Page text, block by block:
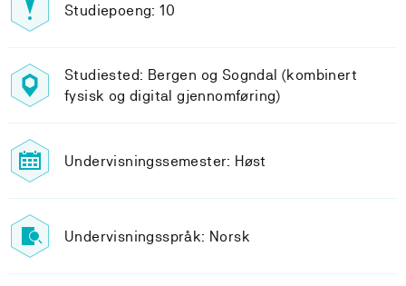
Studiepoeng: 10
Studiested: Bergen og Sogndal (kombinert
fysisk og digital gjennomføring)
Undervisningssemester: Høst
Undervisningsspråk: Norsk